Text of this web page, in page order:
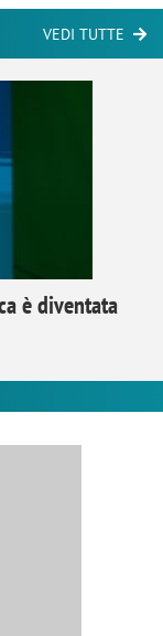
VEDI TUTTE
è diventata